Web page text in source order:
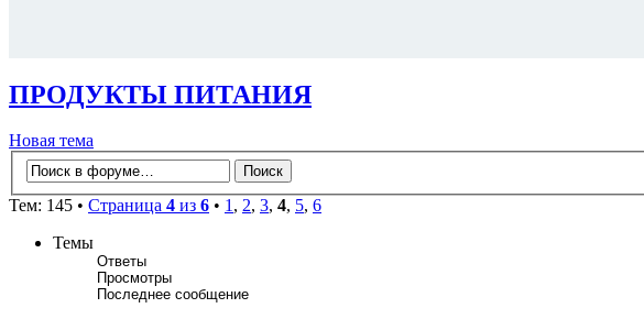
ПРОДУКТЫ ПИТАНИЯ
Новая тема
Тем: 145 • Страница 4 из 6 • 1 , 2, 3, 4, 5, 6
Темы
Ответы
Просмотры
Последнее сообщение